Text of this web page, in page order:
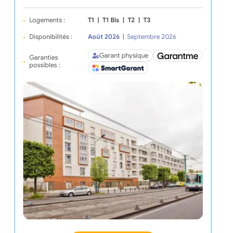
Logements : T1 T1 Bis T2 T3
Disponibilités : Août 2026 Septembre 2026
Garanties
possibles :
Garant physique